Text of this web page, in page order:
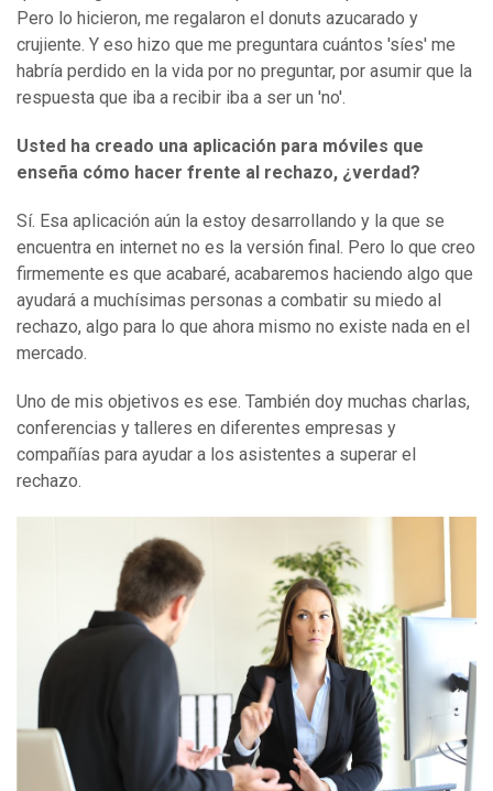
Pero lo hicieron, me regalaron el donuts azucarado y
crujiente. Y eso hizo que me preguntara cuántos 'síes' me
habría perdido en la vida por no preguntar, por asumir que la
respuesta que iba a recibir iba a ser un 'no'.
Usted ha creado una aplicación para móviles que
enseña cómo hacer frente al rechazo, ¿verdad?
Sí. Esa aplicación aún la estoy desarrollando y la que se
encuentra en internet no es la versión final. Pero lo que creo
firmemente es que acabaré, acabaremos haciendo algo que
ayudará a muchísimas personas a combatir su miedo al
rechazo, algo para lo que ahora mismo no existe nada en el
mercado.
Uno de mis objetivos es ese. También doy muchas charlas,
conferencias y talleres en diferentes empresas y
compañías para ayudar a los asistentes a superar el
rechazo.